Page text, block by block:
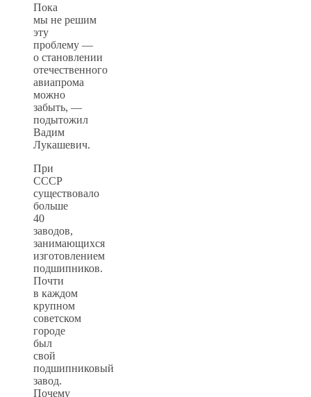
Пока
мы не решим
эту
проблему —
о становлении
отечественного
авиапрома
можно
забыть, —
подытожил
Вадим
Лукашевич.
При
СССР
существовало
больше
40
заводов,
занимающихся
изготовлением
подшипников.
Почти
в каждом
крупном
советском
городе
был
свой
подшипниковый
завод.
Почему